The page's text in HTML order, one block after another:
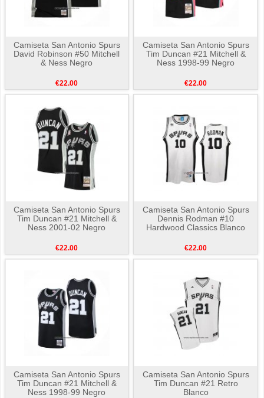
Camiseta San Antonio Spurs
David Robinson #50 Mitchell
& Ness Negro
€22.00
Camiseta San Antonio Spurs
Tim Duncan #21 Mitchell &
Ness 1998-99 Negro
€22.00
Camiseta San Antonio Spurs
Tim Duncan #21 Mitchell &
Ness 2001-02 Negro
€22.00
Camiseta San Antonio Spurs
Dennis Rodman #10
Hardwood Classics Blanco
€22.00
Camiseta San Antonio Spurs
Tim Duncan #21 Mitchell &
Ness 1998-99 Negro
Camiseta San Antonio Spurs
Tim Duncan #21 Retro
Blanco